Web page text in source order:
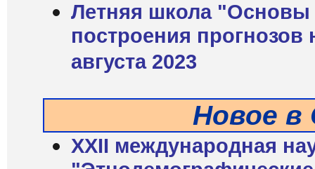
Летняя школа "Основы
построения прогнозов
августа 2023
Новое в
XXII международная